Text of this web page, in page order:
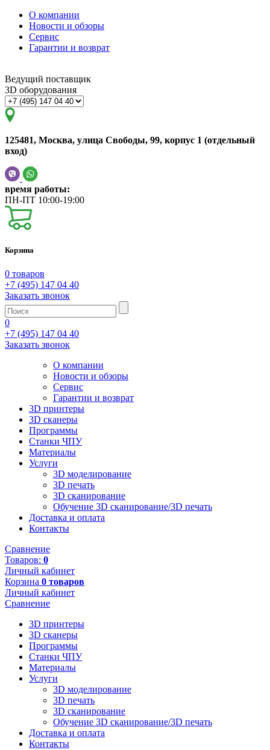
О компании
Новости и обзоры
Сервис
Гарантии и возврат
Ведущий поставщик
3D оборудования
125481, Москва, улица Свободы, 99, корпус 1 (отдельный
вход)
время работы:
ПН-ПТ 10:00-19:00
Корзина
0 товаров
+7 (495) 147 04 40
Заказать звонок
0
+7 (495) 147 04 40
Заказать звонок
О компании
Новости и обзоры
Сервис
Гарантии и возврат
3D принтеры
3D сканеры
Программы
Станки ЧПУ
Материалы
Услуги
3D моделирование
3D печать
3D сканирование
Обучение 3D сканирование/3D печать
Доставка и оплата
Контакты
Сравнение
Товаров: 0
Личный кабинет
Корзина 0 товаров
Личный кабинет
Сравнение
3D принтеры
3D сканеры
Программы
Станки ЧПУ
Материалы
Услуги
3D моделирование
3D печать
3D сканирование
Обучение 3D сканирование/3D печать
Доставка и оплата
Контакты